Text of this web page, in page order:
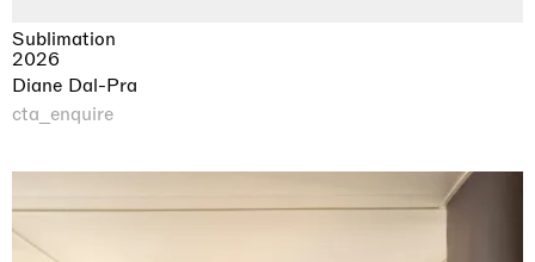
Sublimation
2026
Diane Dal-Pra
cta_enquire